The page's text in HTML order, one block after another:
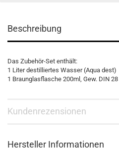
Beschreibung
Das Zubehör-Set enthält:
1 Liter destilliertes Wasser (Aqua dest)
1 Braunglasflasche 200ml, Gew. DIN 28
Kundenrezensionen
Hersteller Informationen